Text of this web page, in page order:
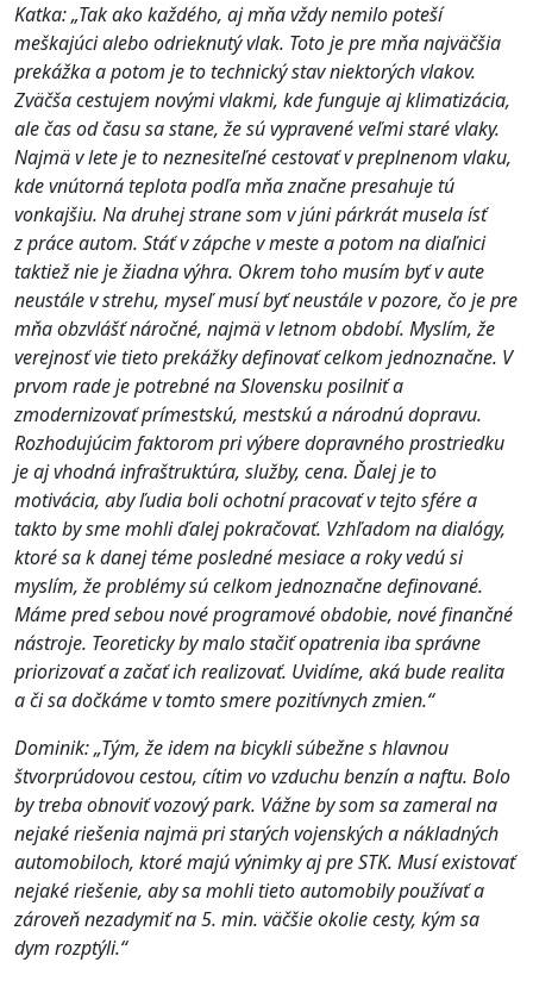
Katka: „Tak ako každého, aj mňa vždy nemilo poteší
meškajúci alebo odrieknutý vlak. Toto je pre mňa najväčšia
prekážka a potom je to technický stav niektorých vlakov.
Zväčša cestujem novými vlakmi, kde funguje aj klimatizácia,
ale čas od času sa stane, že sú vypravené veľmi staré vlaky.
Najmä v lete je to neznesiteľné cestovať v preplnenom vlaku,
kde vnútorná teplota podľa mňa značne presahuje tú
vonkajšiu. Na druhej strane som v júni párkrát musela ísť
z práce autom. Stáť v zápche v meste a potom na diaľnici
taktiež nie je žiadna výhra. Okrem toho musím byť v aute
neustále v strehu, myseľ musí byť neustále v pozore, čo je pre
mňa obzvlášť náročné, najmä v letnom období. Myslím, že
verejnosť vie tieto prekážky definovať celkom jednoznačne. V
prvom rade je potrebné na Slovensku posilniť a
zmodernizovať prímestskú, mestskú a národnú dopravu.
Rozhodujúcim faktorom pri výbere dopravného prostriedku
je aj vhodná infraštruktúra, služby, cena. Ďalej je to
motivácia, aby ľudia boli ochotní pracovať v tejto sfére a
takto by sme mohli ďalej pokračovať. Vzhľadom na dialógy,
ktoré sa k danej téme posledné mesiace a roky vedú si
myslím, že problémy sú celkom jednoznačne definované.
Máme pred sebou nové programové obdobie, nové finančné
nástroje. Teoreticky by malo stačiť opatrenia iba správne
priorizovať a začať ich realizovať. Uvidíme, aká bude realita
a či sa dočkáme v tomto smere pozitívnych zmien.“
Dominik: „Tým, že idem na bicykli súbežne s hlavnou
štvorprúdovou cestou, cítim vo vzduchu benzín a naftu. Bolo
by treba obnoviť vozový park. Vážne by som sa zameral na
nejaké riešenia najmä pri starých vojenských a nákladných
automobiloch, ktoré majú výnimky aj pre STK. Musí existovať
nejaké riešenie, aby sa mohli tieto automobily používať a
zároveň nezadymiť na 5. min. väčšie okolie cesty, kým sa
dym rozptýli.“